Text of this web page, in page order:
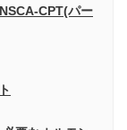
CPT(パー